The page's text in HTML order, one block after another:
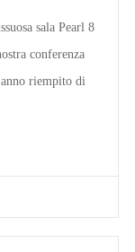
sala Pearl 8
conferenza
riempito di